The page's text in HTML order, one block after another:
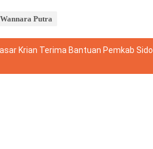
Putra
Krian Terima Bantuan Pemkab